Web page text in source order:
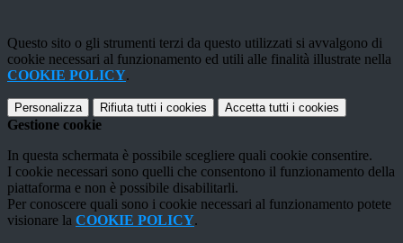
Questo sito o gli strumenti terzi da questo utilizzati si avvalgono di
cookie necessari al funzionamento ed utili alle finalità illustrate nella
COOKIE POLICY.
Personalizza Rifiuta tutti i cookies Accetta tutti i cookies
Gestione cookie
In questa schermata è possibile scegliere quali cookie consentire.
I cookie necessari sono quelli che consentono il funzionamento della
piattaforma e non è possibile disabilitarli.
Per conoscere quali sono i cookie necessari al funzionamento potete
visionare la COOKIE POLICY.